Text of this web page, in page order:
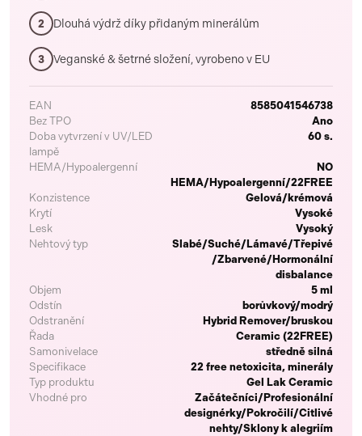
2 Dlouhá výdrž díky přidaným minerálům
3 Veganské & šetrné složení, vyrobeno v EU
EAN
8585041546738
Bez TPO
Ano
Doba vytvrzení v UV/LED
lampě
60 s.
HEMA/Hypoalergenní
NO
HEMA/Hypoalergenní/22FREE
Konzistence
Gelová/krémová
Krytí
Vysoké
Lesk
Vysoký
Nehtový typ
Slabé/Suché/Lámavé/Třepivé
/Zbarvené/Hormonální
disbalance
Objem
5 ml
Odstín
borůvkový/modrý
Odstranění
Hybrid Remover/bruskou
Řada
Ceramic (22FREE)
Samonivelace
středně silná
Specifikace
22 free netoxicita, minerály
Typ produktu
Gel Lak Ceramic
Vhodné pro
Začátečníci/Profesionální
designérky/Pokročilí/Citlivé
nehty/Sklony k alegriím